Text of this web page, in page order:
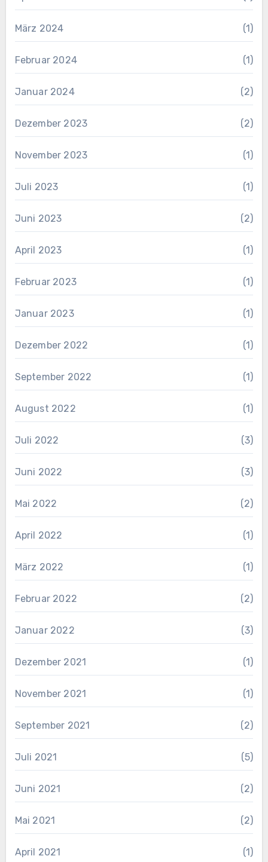
März 2024 (1)
Februar 2024 (1)
Januar 2024 (2)
Dezember 2023 (2)
November 2023 (1)
Juli 2023 (1)
Juni 2023 (2)
April 2023 (1)
Februar 2023 (1)
Januar 2023 (1)
Dezember 2022 (1)
September 2022 (1)
August 2022 (1)
Juli 2022 (3)
Juni 2022 (3)
Mai 2022 (2)
April 2022 (1)
März 2022 (1)
Februar 2022 (2)
Januar 2022 (3)
Dezember 2021 (1)
November 2021 (1)
September 2021 (2)
Juli 2021 (5)
Juni 2021 (2)
Mai 2021 (2)
April 2021 (1)